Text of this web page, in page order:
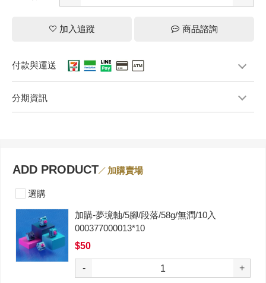
加入追蹤 商品諮詢
付款與運送
分期資訊
ADD PRODUCT 加購賣場
選購
加購-夢境軸/5腳/段落/58g/無潤/10入
000377000013*10
$50
- +